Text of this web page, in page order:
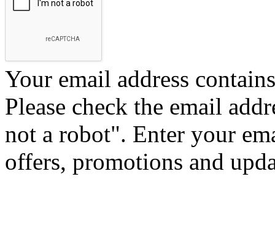
Your email address
Please check the email
not a robot". Enter your
offers, promotions and